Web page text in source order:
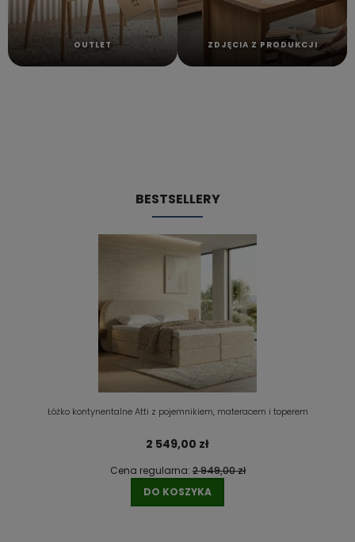
OUTLET ZDJĘCIA Z PRODUKCJI
BESTSELLERY
Łóżko kontynentalne Atti z pojemnikiem, materacem i toperem
2 549,00 zł
Cena regularna:2 949,00 zł
DO KOSZYKA